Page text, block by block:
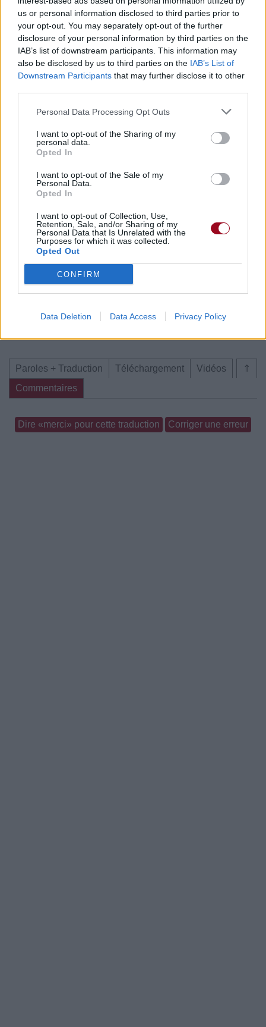
us or personal information disclosed to third parties prior to
your opt-out. You may separately opt-out of the further
disclosure of your personal information by third parties on the
IAB’s list of downstream participants. This information may
also be disclosed by us to third parties on the IAB’s List of
Downstream Participants that may further disclose it to other
Personal Data Processing Opt Outs
I want to opt-out of the Sharing of my
personal data.
Opted In
I want to opt-out of the Sale of my
Personal Data.
Opted In
I want to opt-out of Collection, Use,
Retention, Sale, and/or Sharing of my
Personal Data that Is Unrelated with the
Purposes for which it was collected.
Opted Out
CONFIRM
Data Deletion Data Access Privacy Policy
Vous aimez chanter, apprenez la guitare chez
Télécharger légalement les MP3 sur
Télécharger légalement les MP3 ou trouver le CD sur
Trouver des vinyles et des CD sur
Paroles + Traduction Téléchargement
Vidéos
Commentaires
Voir la vidéo de «So Beautiful»
Concert/Live Concert/Live Concert/Live
Chanson sans vidéo Concert/Live
⇑
Paroles + Traduction Téléchargement
Vidéos
Commentaires
Dire «merci» pour cette traduction Corriger une erreur